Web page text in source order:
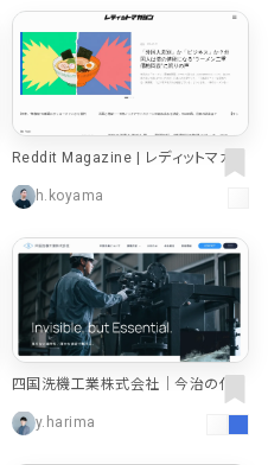
Reddit Magazine | レディットマガジ
h.koyama
四国洗機工業株式会社｜今治の化学
y.harima